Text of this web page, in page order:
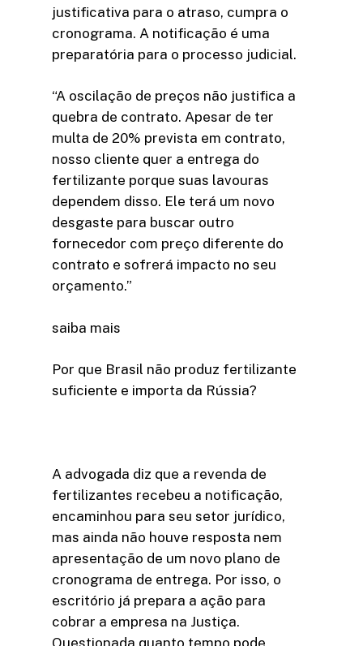
justificativa para o atraso, cumpra o
cronograma. A notificação é uma
preparatória para o processo judicial.
“A oscilação de preços não justifica a
quebra de contrato. Apesar de ter
multa de 20% prevista em contrato,
nosso cliente quer a entrega do
fertilizante porque suas lavouras
dependem disso. Ele terá um novo
desgaste para buscar outro
fornecedor com preço diferente do
contrato e sofrerá impacto no seu
orçamento.”
saiba mais
Por que Brasil não produz fertilizante
suficiente e importa da Rússia?
A advogada diz que a revenda de
fertilizantes recebeu a notificação,
encaminhou para seu setor jurídico,
mas ainda não houve resposta nem
apresentação de um novo plano de
cronograma de entrega. Por isso, o
escritório já prepara a ação para
cobrar a empresa na Justiça.